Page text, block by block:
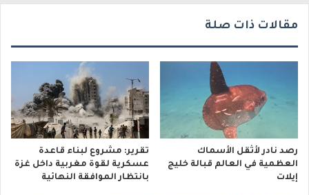
مقالات ذات صلة
رصد نادر لأثقل الأسماك
العظمية في العالم قبالة خليج
إيلات
تقرير: مشروع لبناء قاعدة
عسكرية لقوة مغربية داخل غزة
بانتظار الموافقة النهائية